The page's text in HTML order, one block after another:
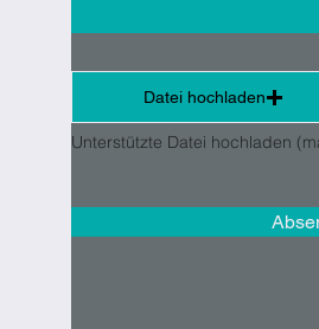
Datei hochladen